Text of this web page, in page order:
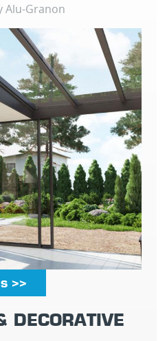
Alu-Granon
>>
DECORATIVE